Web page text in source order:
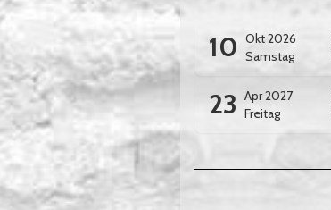
10 Okt 2026
Samstag
23 Apr 2027
Freitag